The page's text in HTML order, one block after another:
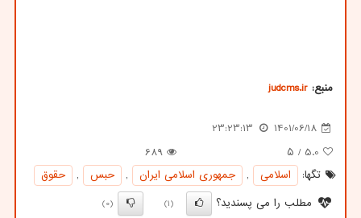
منبع: judcms.ir
1401/06/18
23:23:13
5.0 / ۵
689
تگها:
اسلامی , جمهوری اسلامی ایران , حبس ,
حقوق
مطلب را می پسندید؟
(1)
(0)